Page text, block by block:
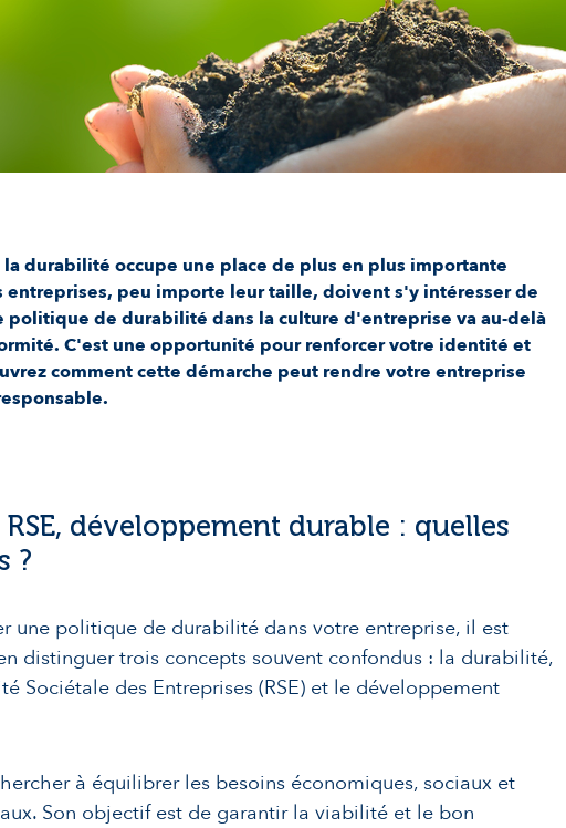
durabilité occupe une place de plus en plus importante
entreprises, peu importe leur taille, doivent s'y intéresser de
politique de durabilité dans la culture d'entreprise va au-delà
C'est une opportunité pour renforcer votre identité et
comment cette démarche peut rendre votre entreprise
développement durable : quelles
?
une politique de durabilité dans votre entreprise, il est
distinguer trois concepts souvent confondus : la durabilité,
Sociétale des Entreprises (RSE) et le développement
à équilibrer les besoins économiques, sociaux et
Son objectif est de garantir la viabilité et le bon